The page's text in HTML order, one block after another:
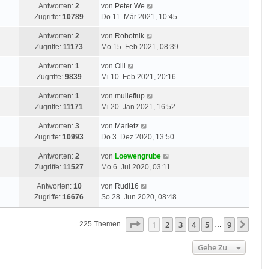
Antworten: 2
Zugriffe: 10789
von Peter We
Do 11. Mär 2021, 10:45
Antworten: 2
Zugriffe: 11173
von Robotnik
Mo 15. Feb 2021, 08:39
Antworten: 1
Zugriffe: 9839
von Olli
Mi 10. Feb 2021, 20:16
Antworten: 1
Zugriffe: 11171
von mulleflup
Mi 20. Jan 2021, 16:52
Antworten: 3
Zugriffe: 10993
von Marletz
Do 3. Dez 2020, 13:50
Antworten: 2
Zugriffe: 11527
von Loewengrube
Mo 6. Jul 2020, 03:11
Antworten: 10
Zugriffe: 16676
von Rudi16
So 28. Jun 2020, 08:48
225 Themen Seite Von
1 2 3 4 5 … 9
Gehe Zu